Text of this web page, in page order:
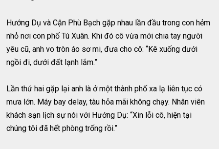
Hướng Dụ và Cận Phù Bạch gặp nhau lần đầu trong con hẻm
nhỏ nơi con phố Tú Xuân. Khi đó cô vừa mới chia tay người
yêu cũ, anh vo tròn áo sơ mi, đưa cho cô: “Kê xuống dưới
ngồi đi, dưới đất lạnh lắm.”
Lần thứ hai gặp lại anh là ở một thành phố xa lạ liên tục có
mưa lớn. Máy bay delay, tàu hỏa mãi không chạy. Nhân viên
khách sạn lịch sự nói với Hướng Dụ: “Xin lỗi cô, hiện tại
chúng tôi đã hết phòng trống rồi.”